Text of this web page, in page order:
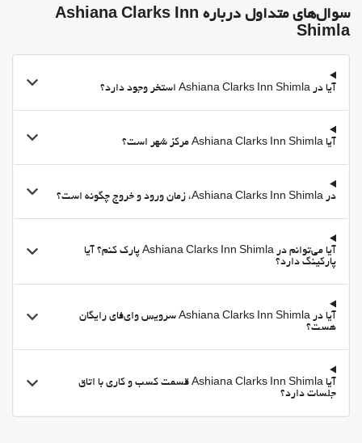
سوال‌های متداول درباره Ashiana Clarks Inn
Shimla
آیا در Ashiana Clarks Inn Shimla استخر وجود دارد؟
آیا Ashiana Clarks Inn Shimla مرکز شهر است؟
در Ashiana Clarks Inn Shimla، زمان ورود و خروج چگونه است؟
آیا می‌توانم در Ashiana Clarks Inn Shimla پارک کنم؟ آیا
پارکینگ دارد؟
آیا در Ashiana Clarks Inn Shimla سرویس وای‌فای رایگان
هست؟
آیا Ashiana Clarks Inn Shimla قسمت کسب و کاری با اتاق
جلسات دارد؟